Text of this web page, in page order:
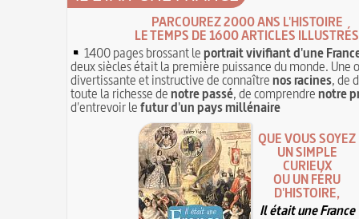
PARCOUREZ 2000 ANS L'HISTOIRE
LE TEMPS DE 1600 ARTICLES ILLUSTRÉS
1400 pages brossant leportrait vivifiant d'une
deux siècles était la première puissance du monde. Une
divertissante et instructive de connaîtrenos racines, de
toute la richesse denotre passé, de comprendrenotre
d'entrevoir lefutur d'un pays millénaire
QUE VOUS SOYEZ
UN SIMPLE
CURIEUX
OU UN FÉRU
D'HISTOIRE,
Il était une France